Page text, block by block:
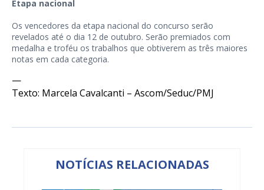
Etapa nacional
Os vencedores da etapa nacional do concurso serão
revelados até o dia 12 de outubro. Serão premiados com
medalha e troféu os trabalhos que obtiverem as três maiores
notas em cada categoria.
—
Texto: Marcela Cavalcanti – Ascom/Seduc/PMJ
NOTÍCIAS RELACIONADAS